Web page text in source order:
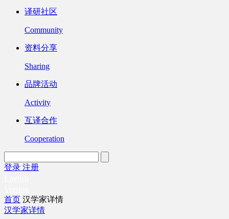
译研社区
Community
资料分享
Sharing
品牌活动
Activity
互译合作
Cooperation
登录 注册
首页 汉学家详情
汉学家详情